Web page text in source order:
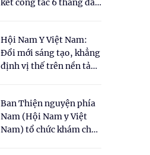
kết công tác 6 tháng đầu
Hội Nam Y Việt Nam:
Đổi mới sáng tạo, khẳng
định vị thế trên nền tảng
Ban Thiện nguyện phía
Nam (Hội Nam y Việt
Nam) tổ chức khám chữa